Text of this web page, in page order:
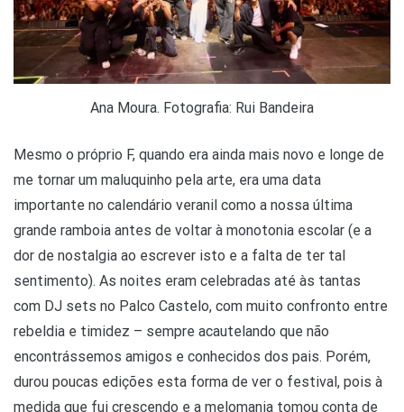
Ana Moura. Fotografia: Rui Bandeira
Mesmo o próprio F, quando era ainda mais novo e longe de
me tornar um maluquinho pela arte, era uma data
importante no calendário veranil como a nossa última
grande ramboia antes de voltar à monotonia escolar (e a
dor de nostalgia ao escrever isto e a falta de ter tal
sentimento). As noites eram celebradas até às tantas
com DJ sets no Palco Castelo, com muito confronto entre
rebeldia e timidez – sempre acautelando que não
encontrássemos amigos e conhecidos dos pais. Porém,
durou poucas edições esta forma de ver o festival, pois à
medida que fui crescendo e a melomania tomou conta de